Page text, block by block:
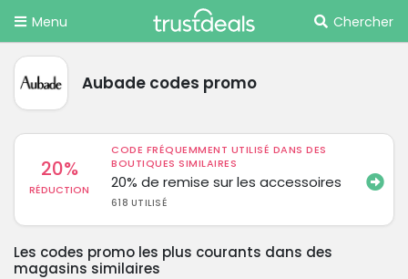
Menu Chercher
Aubade codes promo
20%
RÉDUCTION
CODE FRÉQUEMMENT UTILISÉ DANS DES
BOUTIQUES SIMILAIRES
20% de remise sur les accessoires
618 UTILISÉ
Les codes promo les plus courants dans des
magasins similaires